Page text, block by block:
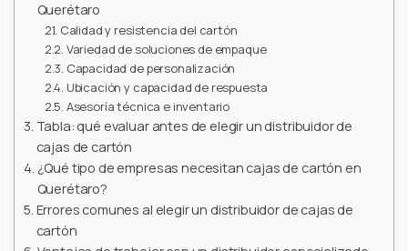
Querétaro
Calidad y resistencia del cartón
Variedad de soluciones de empaque
Capacidad de personalización
Ubicación y capacidad de respuesta
Asesoría técnica e inventario
Tabla: qué evaluar antes de elegir un distribuidor de
cajas de cartón
¿Qué tipo de empresas necesitan cajas de cartón en
Querétaro?
Errores comunes al elegir un distribuidor de cajas de
cartón